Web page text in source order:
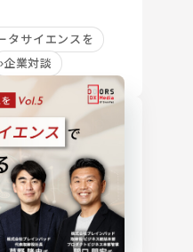
タサイエンスを
企業対談